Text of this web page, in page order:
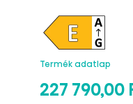
Termék adatlap
227 790,00